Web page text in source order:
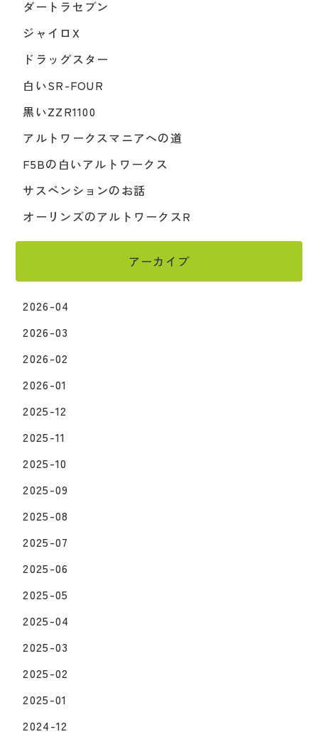
ダートラセブン
ジャイロX
ドラッグスター
白いSR-FOUR
黒いZZR1100
アルトワークスマニアへの道
F5Bの白いアルトワークス
サスペンションのお話
オーリンズのアルトワークスR
アーカイブ
2026-04
2026-03
2026-02
2026-01
2025-12
2025-11
2025-10
2025-09
2025-08
2025-07
2025-06
2025-05
2025-04
2025-03
2025-02
2025-01
2024-12